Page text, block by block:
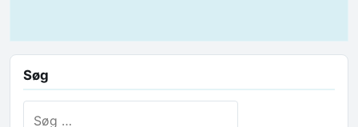
Søg